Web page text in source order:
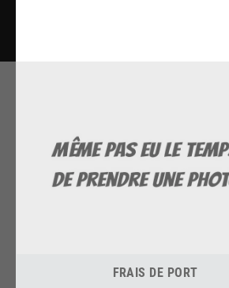
FRAIS DE PORT